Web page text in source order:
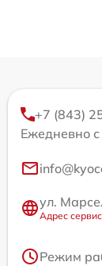
+7 (843)
Ежедневно
ул.
Адрес
Режим